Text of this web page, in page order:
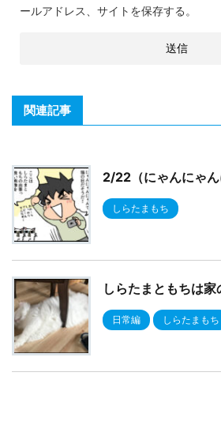
ールアドレス、サイトを保存する。
関連記事
2/22（にゃんにゃ
しらたまもち
しらたまともちは家
日常編 しらたまもち